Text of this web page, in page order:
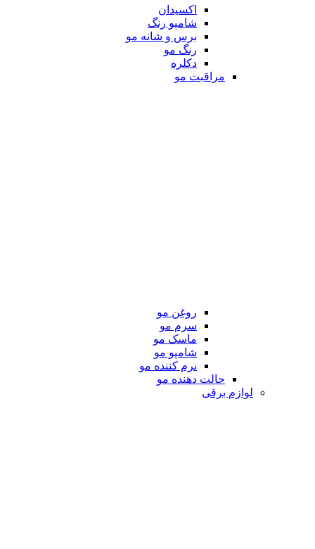
اکسیدان
شامپو رنگ
برس و شانه مو
رنگ مو
دکلره
مراقبت مو
روغن مو
سرم مو
ماسک مو
شامپو مو
نرم کننده مو
حالت دهنده مو
لوازم برقی